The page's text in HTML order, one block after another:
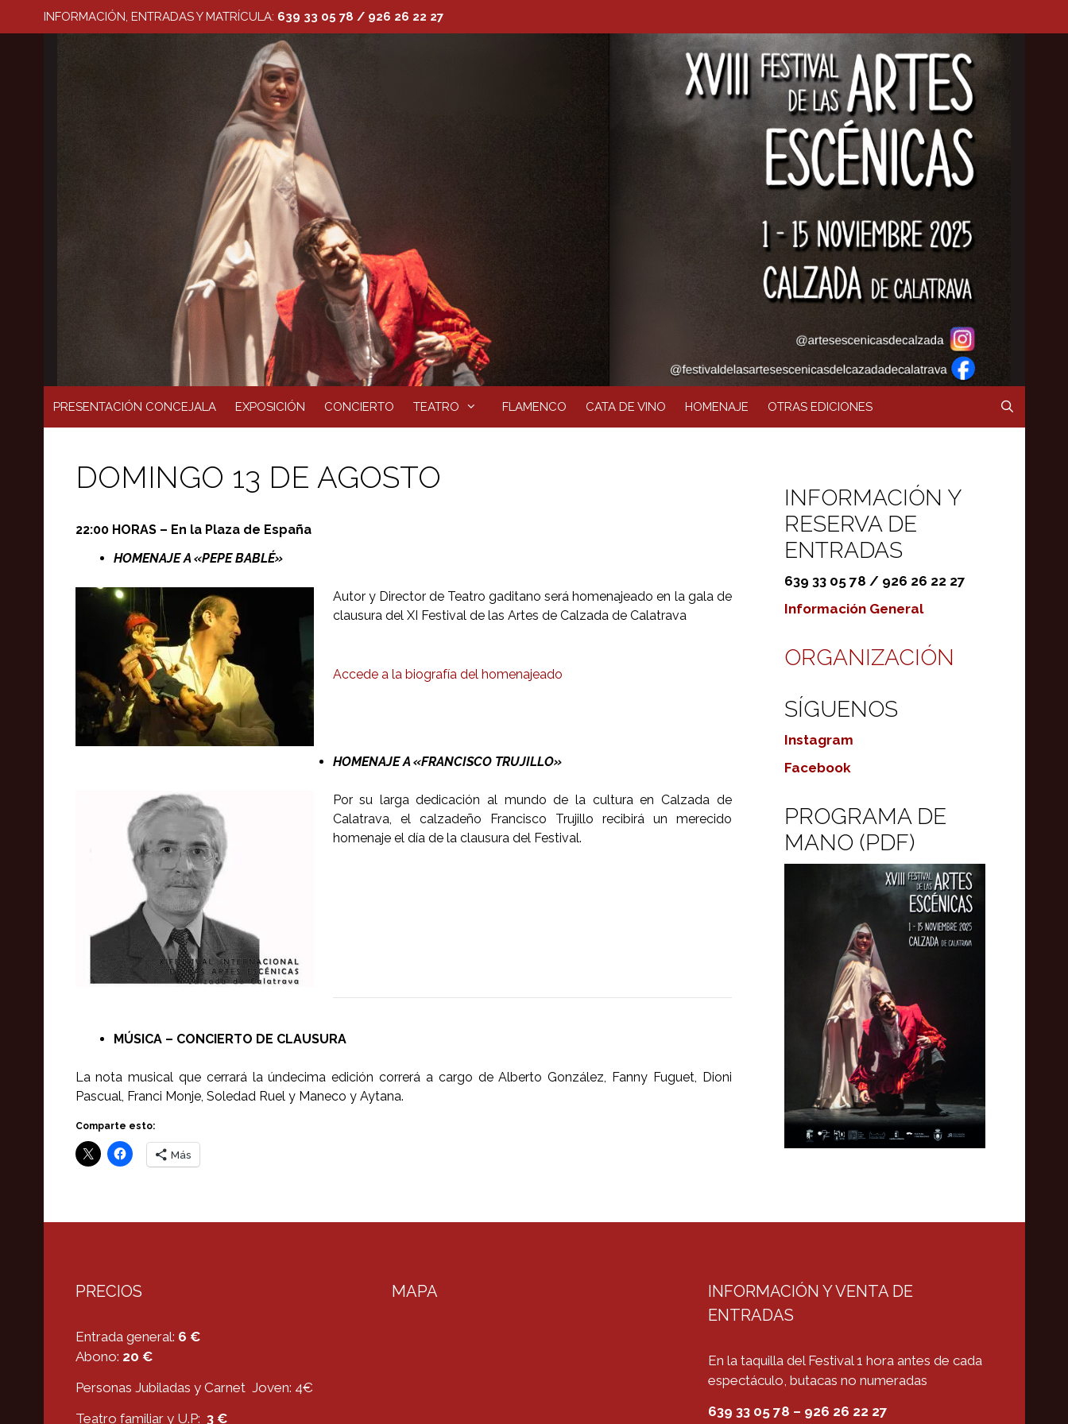
INFORMACIÓN, ENTRADAS Y MATRÍCULA: 639 33 05 78 / 926 26 22 27
PRESENTACIÓN CONCEJALA EXPOSICIÓN CONCIERTO TEATRO FLAMENCO CATA DE VINO HOMENAJE OTRAS EDICIONES
DOMINGO 13 DE AGOSTO
22:00 HORAS – En la Plaza de España
HOMENAJE A «PEPE BABLÉ»
Autor y Director de Teatro gaditano será homenajeado en la gala de
clausura del XI Festival de las Artes de Calzada de Calatrava
Accede a la biografía del homenajeado
HOMENAJE A «FRANCISCO TRUJILLO»
Por su larga dedicación al mundo de la cultura en Calzada de
Calatrava, el calzadeño Francisco Trujillo recibirá un merecido
homenaje el día de la clausura del Festival.
MÚSICA – CONCIERTO DE CLAUSURA
La nota musical que cerrará la úndecima edición correrá a cargo de Alberto González, Fanny Fuguet, Dioni
Pascual, Franci Monje, Soledad Ruel y Maneco y Aytana.
Comparte esto:
Más
INFORMACIÓN Y
RESERVA DE
ENTRADAS
639 33 05 78 / 926 26 22 27
Información General
ORGANIZACIÓN
SÍGUENOS
Instagram
Facebook
PROGRAMA DE
MANO (PDF)
PRECIOS
Entrada general: 6 €
Abono: 20 €
Personas Jubiladas y Carnet Joven: 4€
Teatro familiar y U.P: 3 €
MAPA
INFORMACIÓN Y VENTA DE
ENTRADAS
En la taquilla del Festival 1 hora antes de cada
espectáculo, butacas no numeradas
639 33 05 78 – 926 26 22 27